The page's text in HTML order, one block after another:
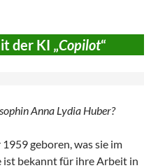
der KI „Copilot“
Anna Lydia Huber?
geboren, was sie im
ist bekannt für ihre Arbeit in